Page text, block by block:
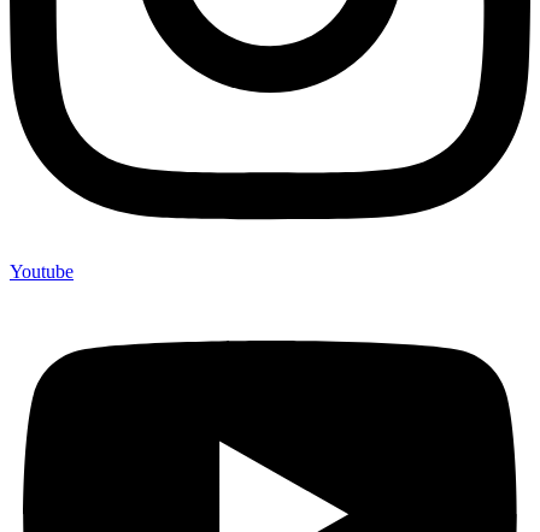
Youtube